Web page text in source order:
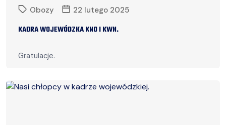
Obozy 22 lutego 2025
KADRA WOJEWÓDZKA KNO I KWN.
Gratulacje.
Czytaj więcej